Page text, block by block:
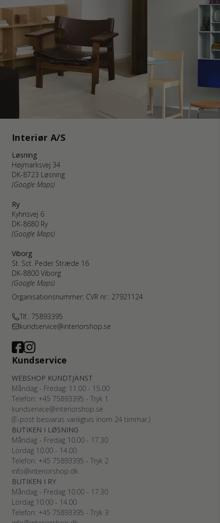
Interiør A/S
Løsning
Højmarksvej 34
DK-8723 Løsning
(Google Maps)
Ry
Kyhnsvej 6
DK-8680 Ry
(Google Maps)
Viborg
St. Sct. Peder Stræde 16
DK-8800 Viborg
(Google Maps)
Organisationsnummer: CVR nr.: 27921124
Tlf.: 75893395
kundservice@interiorshop.se
Kundservice
WEBSHOP KUNDTJÄNST
Måndag - Fredag: 11.00 - 15.00
Telefon: +45 75893395 - Tryk 1
kundservice@interiorshop.se
(E-post besvaras vanligtvis inom 24 timmar.)
BUTIKEN I LØSNING
Måndag - Fredag 10.00 - 17.30
Lördag 10.00 - 14.00
Telefon: +45 75893395 - Tryk 2
info@interiorshop.dk
BUTIKEN I RY
Måndag - Fredag 10.00 - 17.30
Lördag 10.00 - 14.00
Telefon: +45 75893395 - Tryk 3